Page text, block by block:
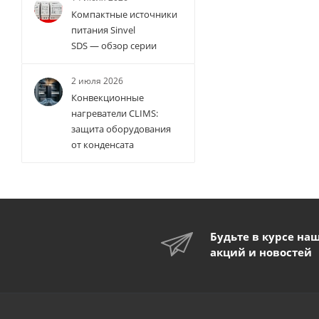
Компактные источники
питания Sinvel
SDS — обзор серии
2 июля 2026
Конвекционные
нагреватели CLIMS:
защита оборудования
от конденсата
Будьте в курсе
акций и новостей